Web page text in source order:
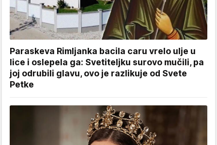
Paraskeva Rimljanka bacila caru vrelo ulje u
lice i oslepela ga: Svetiteljku surovo mučili, pa
joj odrubili glavu, ovo je razlikuje od Svete
Petke